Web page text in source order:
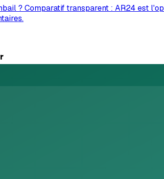
? Comparatif transparent : AR24 est